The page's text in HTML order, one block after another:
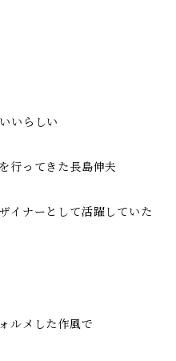
いらしい
行ってきた長島伸夫
イナーとして活躍していた
ルメした作風で